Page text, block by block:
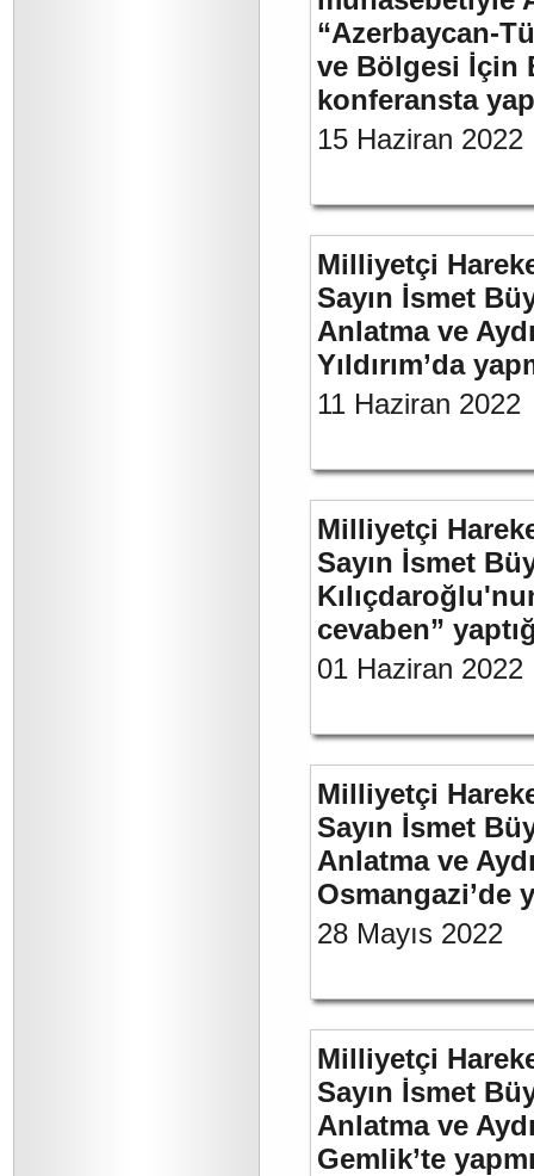
“Azerbaycan-
ve Bölgesi İçin
konferansta
15 Haziran 2022
Milliyetçi
Sayın İsmet
Anlatma ve
Yıldırım’da
11 Haziran 2022
Milliyetçi
Sayın İsmet
cevaben”
01 Haziran 2022
Milliyetçi
Sayın İsmet
Anlatma ve
Osmangazi’de
28 Mayıs 2022
Milliyetçi
Sayın İsmet
Anlatma ve
Gemlik’te